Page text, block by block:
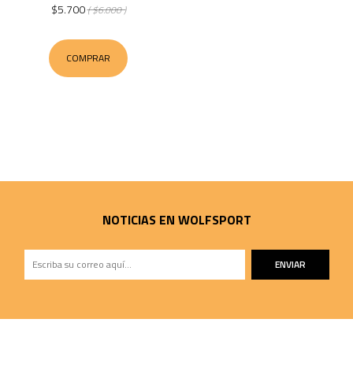
$5.700( $6.000 )
COMPRAR
NOTICIAS EN WOLFSPORT
ENVIAR